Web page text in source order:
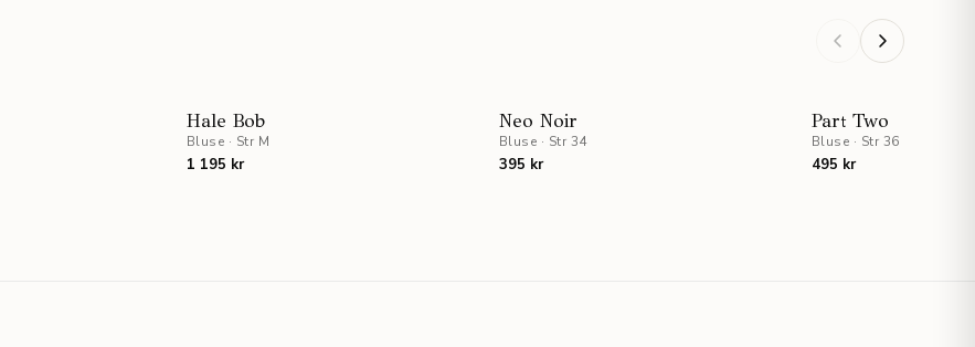
Hale Bob
Bluse · Str M
1 195 kr
Neo Noir
Bluse · Str 34
395 kr
Part Two
Bluse · Str 36
495 kr